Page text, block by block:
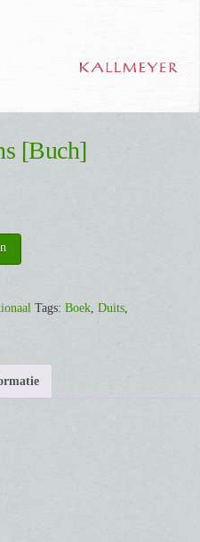
[Buch]
Tags: Boek Duits